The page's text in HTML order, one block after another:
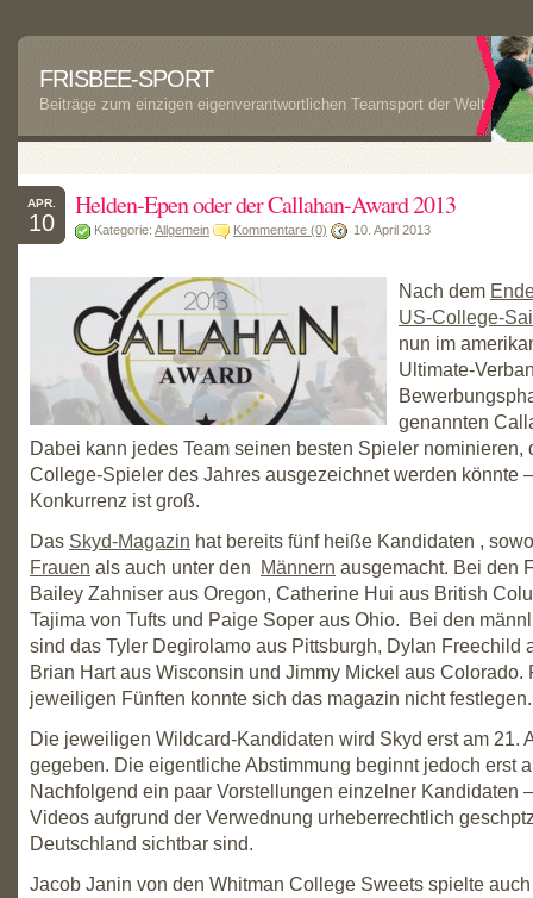
FRISBEE-SPORT
Beiträge zum einzigen eigenverantwortlichen Teamsport der Welt
APR.
10
Helden-Epen oder der Callahan-Award 2013
Kategorie: Allgemein Kommentare (0) 10. April 2013
Nach dem
US-College-
nun im
Ultimate-
genannten
Dabei kann jedes Team seinen besten Spieler nominieren,
College-Spieler des Jahres ausgezeichnet werden könnte
Konkurrenz ist groß.
Das Skyd-Magazin hat bereits fünf heiße Kandidaten ,
Frauen als auch unter den Männern ausgemacht. Bei den
Bailey Zahniser aus Oregon, Catherine Hui aus British
Tajima von Tufts und Paige Soper aus Ohio. Bei den
sind das Tyler Degirolamo aus Pittsburgh, Dylan Freechild
Brian Hart aus Wisconsin und Jimmy Mickel aus Colorado.
jeweiligen Fünften konnte sich das magazin nicht festlegen.
Die jeweiligen Wildcard-Kandidaten wird Skyd erst am 21.
gegeben. Die eigentliche Abstimmung beginnt jedoch erst
Nachfolgend ein paar Vorstellungen einzelner Kandidaten
Videos aufgrund der Verwednung urheberrechtlich
Deutschland sichtbar sind.
Jacob Janin von den Whitman College Sweets spielte